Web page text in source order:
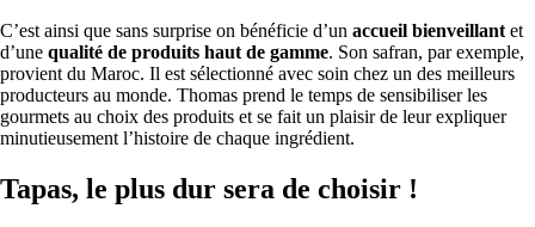
C’est ainsi que sans surprise on bénéficie d’un accueil bienveillant et
d’une qualité de produits haut de gamme. Son safran, par exemple,
provient du Maroc. Il est sélectionné avec soin chez un des meilleurs
producteurs au monde. Thomas prend le temps de sensibiliser les
gourmets au choix des produits et se fait un plaisir de leur expliquer
minutieusement l’histoire de chaque ingrédient.
Tapas, le plus dur sera de choisir !